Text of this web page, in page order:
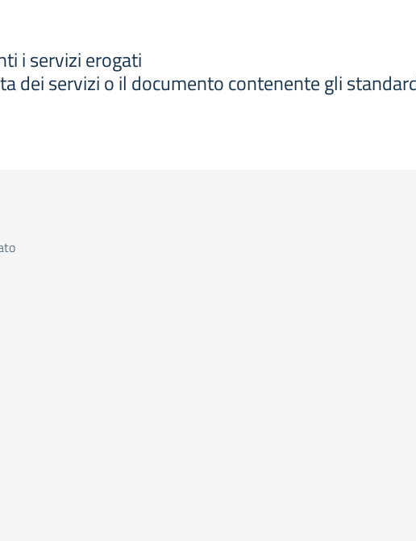
i servizi erogati
dei servizi o il documento contenente gli